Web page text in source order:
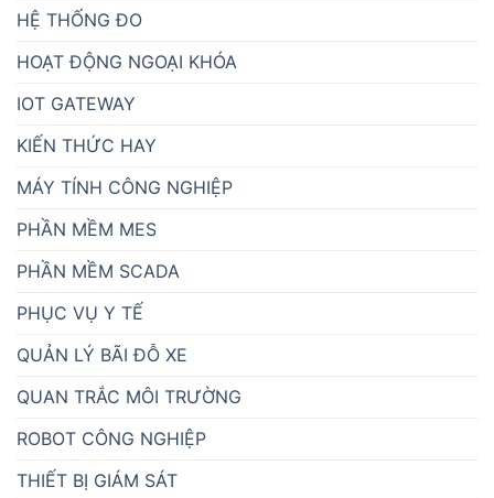
HỆ THỐNG ĐO
HOẠT ĐỘNG NGOẠI KHÓA
IOT GATEWAY
KIẾN THỨC HAY
MÁY TÍNH CÔNG NGHIỆP
PHẦN MỀM MES
PHẦN MỀM SCADA
PHỤC VỤ Y TẾ
QUẢN LÝ BÃI ĐỖ XE
QUAN TRẮC MÔI TRƯỜNG
ROBOT CÔNG NGHIỆP
THIẾT BỊ GIÁM SÁT